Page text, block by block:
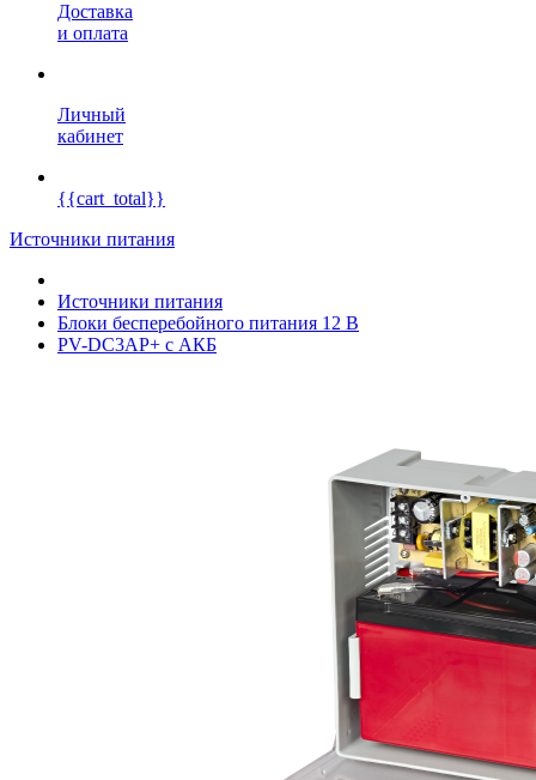
Доставка
и оплата
Личный
кабинет
{{cart_total}}
Источники питания
Источники питания
Блоки бесперебойного питания 12 В
PV-DC3AP+ с АКБ